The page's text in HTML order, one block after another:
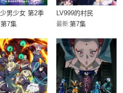
男少女 第2季
第7集
LV999的村民
最新:第7集